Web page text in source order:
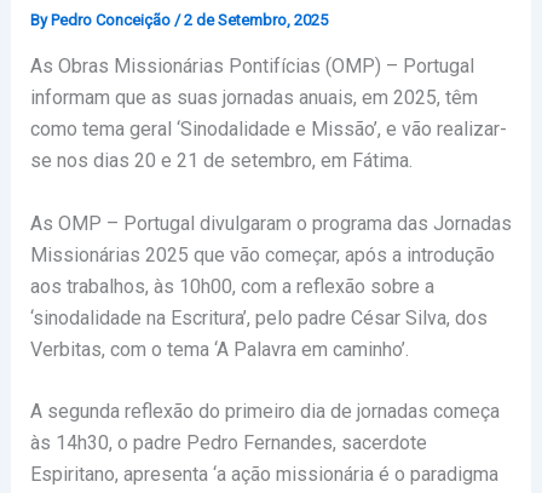
By Pedro Conceição /2 de Setembro, 2025
As Obras Missionárias Pontifícias (OMP) – Portugal
informam que as suas jornadas anuais, em 2025, têm
como tema geral ‘Sinodalidade e Missão’, e vão realizar-
se nos dias 20 e 21 de setembro, em Fátima.
As OMP – Portugal divulgaram o programa das Jornadas
Missionárias 2025 que vão começar, após a introdução
aos trabalhos, às 10h00, com a reflexão sobre a
‘sinodalidade na Escritura’, pelo padre César Silva, dos
Verbitas, com o tema ‘A Palavra em caminho’.
A segunda reflexão do primeiro dia de jornadas começa
às 14h30, o padre Pedro Fernandes, sacerdote
Espiritano, apresenta ‘a ação missionária é o paradigma